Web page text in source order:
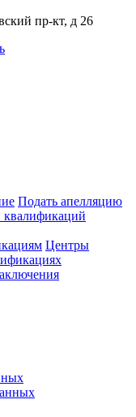
пр-кт, д 26
Подать апелляцию
квалификаций
Центры